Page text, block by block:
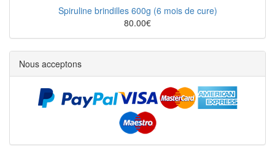
Spiruline brindilles 600g (6 mois de cure)
80.00€
Nous acceptons